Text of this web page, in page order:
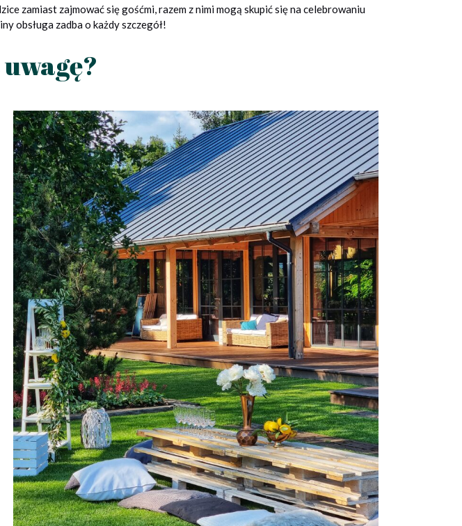
zamiast zajmować się gośćmi, razem z nimi mogą skupić się na celebrowaniu
obsługa zadba o każdy szczegół!